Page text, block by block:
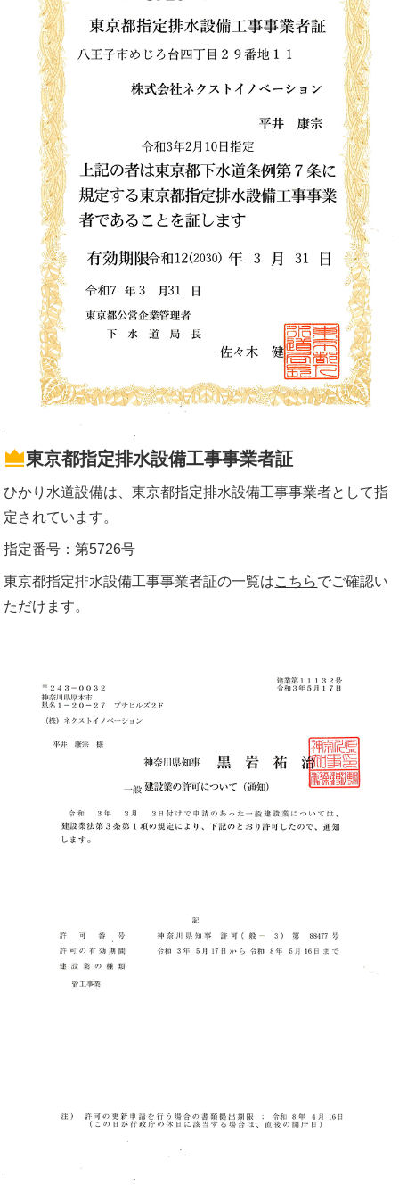
東京都指定排水設備工事事業者証
ひかり水道設備は、東京都指定排水設備工事事業者として指
定されています。
指定番号：第5726号
東京都指定排水設備工事事業者証の一覧はこちらでご確認い
ただけます。